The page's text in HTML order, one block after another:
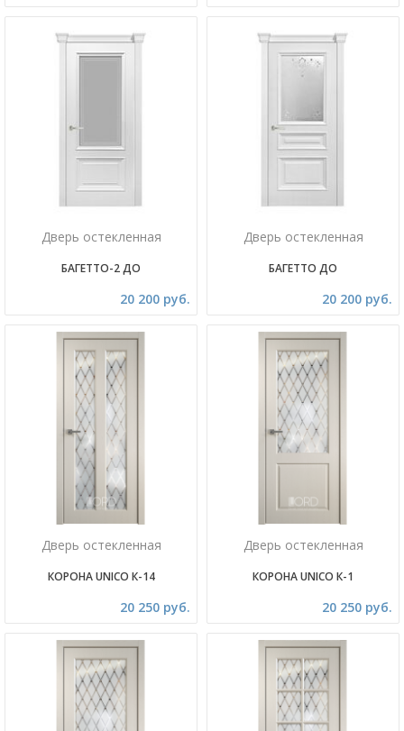
Дверь остекленная
БАГЕТТО-2 ДО
20 200 руб.
Дверь остекленная
БАГЕТТО ДО
20 200 руб.
Дверь остекленная
КОРОНА UNICO К-14
20 250 руб.
Дверь остекленная
КОРОНА UNICO К-1
20 250 руб.